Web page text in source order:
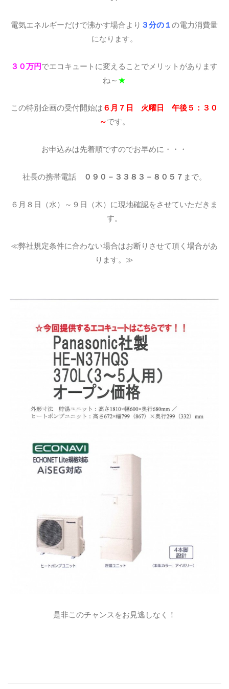
電気エネルギーだけで沸かす場合より ３分の１の電力消費量
になります。
３０万円でエコキュートに変えることでメリットがあります
ね～ ★
この特別企画の受付開始は ６月７日 火曜日 午後５：３０
～です。
お申込みは先着順ですのでお早めに・・・
社長の携帯電話 ０９０－３３８３－８０５７ まで。
６月８日（水）～９日（木）に現地確認をさせていただきま
す。
≪弊社規定条件に合わない場合はお断りさせて頂く場合があ
ります。≫
是非このチャンスをお見逃しなく！